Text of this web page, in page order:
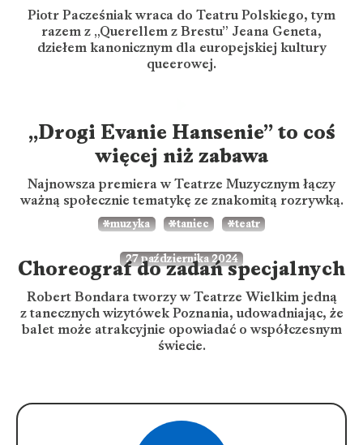
Piotr Pacześniak wraca do Teatru Polskiego, tym
razem z „Querellem z Brestu” Jeana Geneta,
dziełem kanonicznym dla europejskiej kultury
queerowej.
„Drogi Evanie Hansenie” to coś
więcej niż zabawa
Najnowsza premiera w Teatrze Muzycznym łączy
ważną społecznie tematykę ze znakomitą rozrywką.
27 października 2024
muzyka taniec teatr
Choreograf do zadań specjalnych
Robert Bondara tworzy w Teatrze Wielkim jedną
z tanecznych wizytówek Poznania, udowadniając, że
balet może atrakcyjnie opowiadać o współczesnym
świecie.